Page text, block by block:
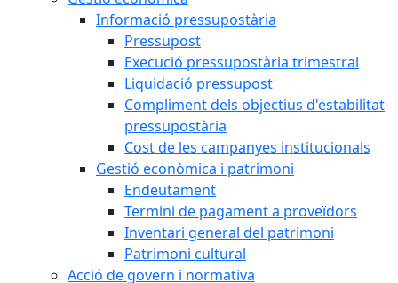
Informació pressupostària
Pressupost
Execució pressupostària trimestral
Liquidació pressupost
Compliment dels objectius d'estabilitat
pressupostària
Cost de les campanyes institucionals
Gestió econòmica i patrimoni
Endeutament
Termini de pagament a proveïdors
Inventari general del patrimoni
Patrimoni cultural
Acció de govern i normativa